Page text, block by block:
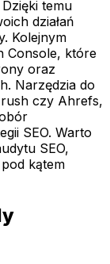
temu
działań
Kolejnym
Console, które
oraz
Narzędzia do
czy Ahrefs,
SEO. Warto
SEO,
kątem